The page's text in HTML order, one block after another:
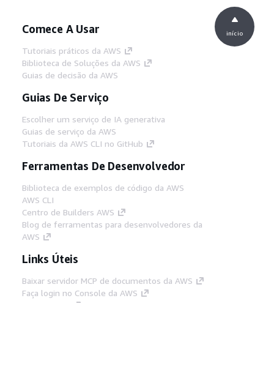
Comece A Usar
Tutoriais práticos da AWS
Biblioteca de Soluções da AWS
Guias de decisão da AWS
Guias De Serviço
Escolher um serviço de IA generativa
Guias de serviço da AWS
Tutoriais da AWS CLI no GitHub
Ferramentas De Desenvolvedor
Biblioteca de exemplos de código da AWS
AWS CLI
Centro de Builders AWS
Blog de ferramentas para desenvolvedores da
AWS
Links Úteis
Baixar servidor MCP de documentos da AWS
Faça login no Console da AWS
início